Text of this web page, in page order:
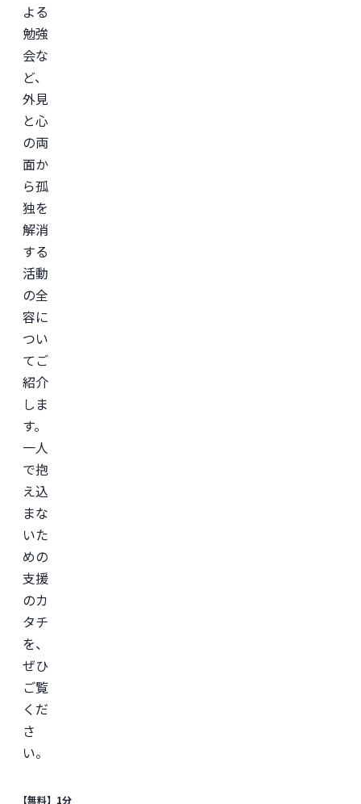
よる
勉強
会な
ど、
外見
と心
の両
面か
ら孤
独を
解消
する
活動
の全
容に
つい
てご
紹介
しま
す。
一人
で抱
え込
まな
いた
めの
支援
のカ
タチ
を、
ぜひ
ご覧
くだ
さ
い。
【無料】1分